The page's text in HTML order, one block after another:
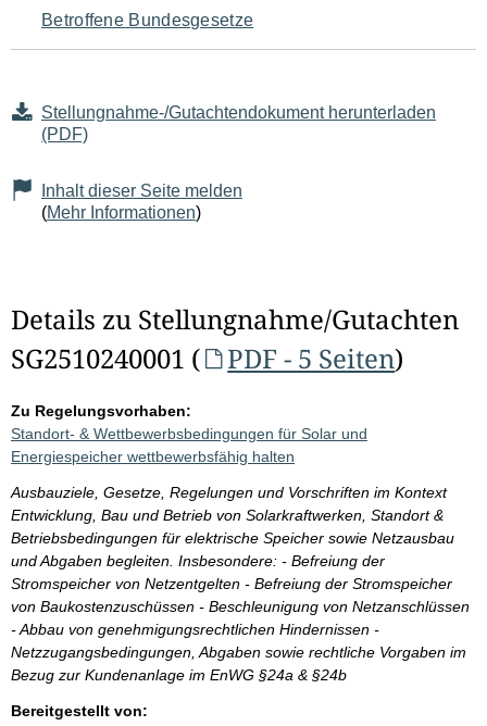
Betroffene Bundesgesetze
Stellungnahme-/Gutachtendokument herunterladen
(PDF)
Inhalt dieser Seite melden
(Mehr Informationen)
Details zu Stellungnahme/Gutachten
SG2510240001 (
PDF - 5 Seiten)
Zu Regelungsvorhaben:
Standort- & Wettbewerbsbedingungen für Solar und
Energiespeicher wettbewerbsfähig halten
Ausbauziele, Gesetze, Regelungen und Vorschriften im Kontext
Entwicklung, Bau und Betrieb von Solarkraftwerken, Standort &
Betriebsbedingungen für elektrische Speicher sowie Netzausbau
und Abgaben begleiten. Insbesondere: - Befreiung der
Stromspeicher von Netzentgelten - Befreiung der Stromspeicher
von Baukostenzuschüssen - Beschleunigung von Netzanschlüssen
- Abbau von genehmigungsrechtlichen Hindernissen -
Netzzugangsbedingungen, Abgaben sowie rechtliche Vorgaben im
Bezug zur Kundenanlage im EnWG §24a & §24b
Bereitgestellt von: